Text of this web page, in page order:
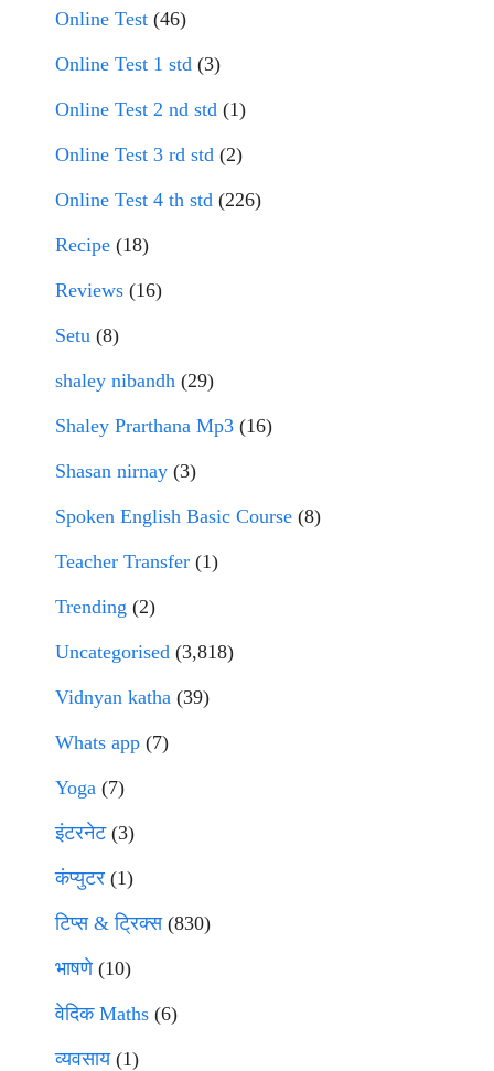
Online Test (46)
Online Test 1 std (3)
Online Test 2 nd std (1)
Online Test 3 rd std (2)
Online Test 4 th std (226)
Recipe (18)
Reviews (16)
Setu (8)
shaley nibandh (29)
Shaley Prarthana Mp3 (16)
Shasan nirnay (3)
Spoken English Basic Course (8)
Teacher Transfer (1)
Trending (2)
Uncategorised (3,818)
Vidnyan katha (39)
Whats app (7)
Yoga (7)
इंटरनेट(3)
कंप्युटर (1)
टिप्स & ट्रिक्स(830)
भाषणे(10)
वेदिक Maths (6)
व्यवसाय(1)